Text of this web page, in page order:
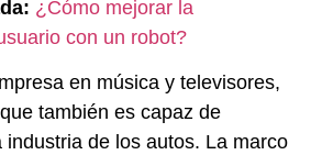
¿Cómo mejorar la
con un robot?
en música y televisores,
también es capaz de
industria de los autos. La marco